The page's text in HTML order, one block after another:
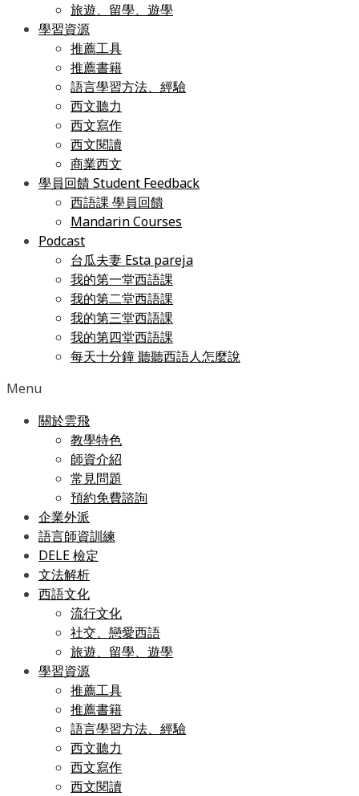
旅遊、留學、遊學
學習資源
推薦工具
推薦書籍
語言學習方法、經驗
西文聽力
西文寫作
西文閱讀
商業西文
學員回饋 Student Feedback
西語課 學員回饋
Mandarin Courses
Podcast
台瓜夫妻 Esta pareja
我的第一堂西語課
我的第二堂西語課
我的第三堂西語課
我的第四堂西語課
每天十分鐘 聽聽西語人怎麼說
Menu
關於雲飛
教學特色
師資介紹
常見問題
預約免費諮詢
企業外派
語言師資訓練
DELE 檢定
文法解析
西語文化
流行文化
社交、戀愛西語
旅遊、留學、遊學
學習資源
推薦工具
推薦書籍
語言學習方法、經驗
西文聽力
西文寫作
西文閱讀